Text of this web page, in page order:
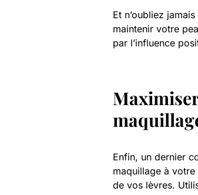
Et n’oubliez
maintenir votre
par l’influence
Enfin, un dernier
maquillage à
de vos lèvres.